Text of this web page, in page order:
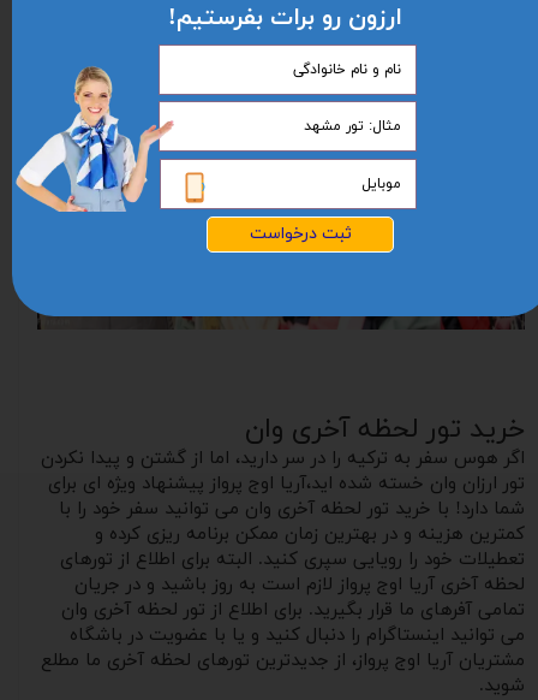
خرید تور لحظه آخری وان
اگر هوس سفر به ترکیه را در سر دارید، اما از گشتن و‌ پیدا نکردن
تور ارزان وان خسته شده اید،آریا اوج پرواز پیشنهاد ویژه ای برای
شما دارد! با خرید تور لحظه آخری وان می توانید سفر خود را با
کمترین هزینه و در بهترین زمان ممکن برنامه ریزی کرده و
تعطیلات خود را رویایی سپری کنید. البته برای اطلاع از تورهای
لحظه آخری آریا اوج پرواز لازم است به روز باشید و در جریان
تمامی آفرهای ما قرار بگیرید. برای اطلاع از تور لحظه آخری وان
می توانید اینستاگرام را دنبال کنید و یا با عضویت در باشگاه
مشتریان آریا اوج پرواز، از جدیدترین تورهای لحظه آخری ما مطلع
شوید.
ثبت درخواست
ارزون رو برات بفرستیم!